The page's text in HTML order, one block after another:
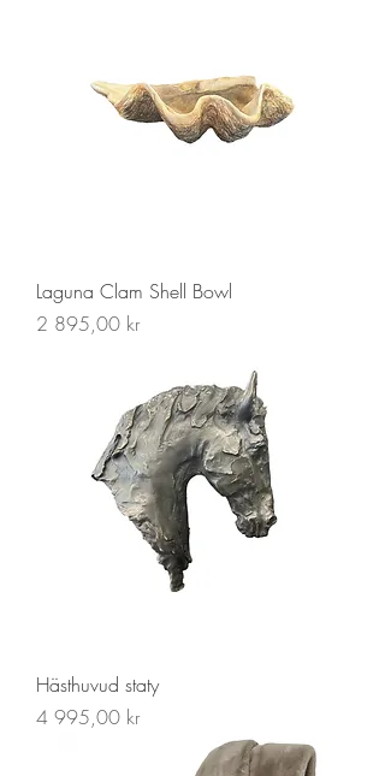
Laguna Clam Shell Bowl
Pris
2 895,00 kr
Hästhuvud staty
Pris
4 995,00 kr